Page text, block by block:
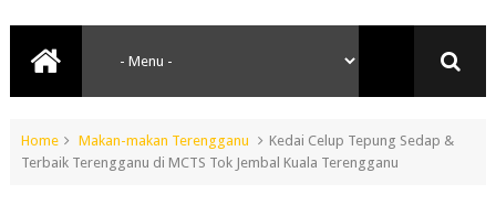
Home Makan-makan Terengganu
Kedai Celup Tepung Sedap &
Terbaik Terengganu di MCTS Tok Jembal Kuala Terengganu